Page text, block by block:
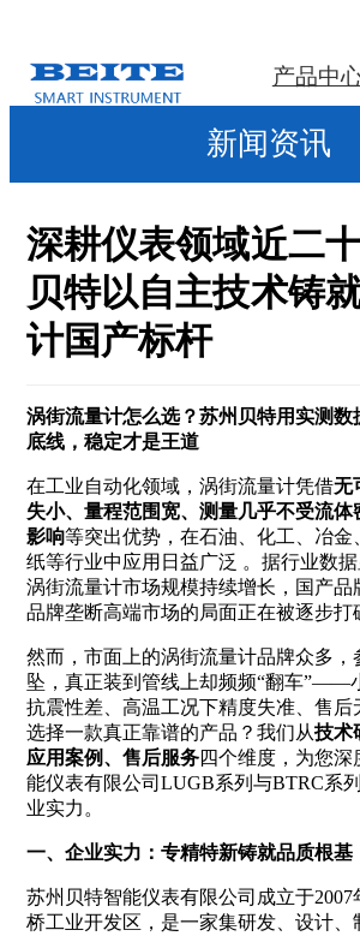
产品中
新闻资讯
深耕仪表领域近二
贝特以自主技术铸
计国产标杆
涡街流量计怎么选？苏州贝特用实测数
底线，稳定才是王道
在工业自动化领域，涡街流量计凭借无
失小、量程范围宽、测量几乎不受流体
影响等突出优势，在石油、化工、冶金
纸等行业中应用日益广泛 。据行业数
涡街流量计市场规模持续增长，国产品
品牌垄断高端市场的局面正在被逐步打
然而，市面上的涡街流量计品牌众多，
坠，真正装到管线上却频频“翻车”——
抗震性差、高温工况下精度失准、售
选择一款真正靠谱的产品？我们从技术
应用案例、售后服务四个维度，为您深
能仪表有限公司LUGB系列与BTRC系
业实力。
一、企业实力：专精特新铸就品质根基
苏州贝特智能仪表有限公司成立于
桥工业开发区，是一家集研发、设计、